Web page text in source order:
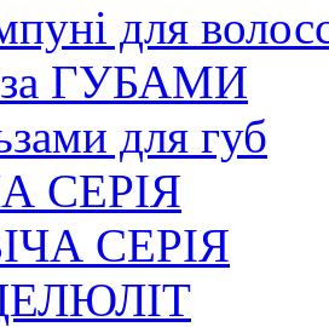
для
за ГУБАМИ
для губ
СЕРІЯ
СЕРІЯ